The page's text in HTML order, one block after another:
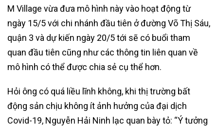
M Village vừa đưa mô hình này vào hoạt động từ
ngày 15/5 với chi nhánh đầu tiên ở đường Võ Thị Sáu,
quận 3 và dự kiến ngày 20/5 tới sẽ có buổi tham
quan đầu tiên cũng như các thông tin liên quan về
mô hình có thể được chia sẻ cụ thể hơn.
Hỏi ông có quá liều lĩnh không, khi thị trường bất
động sản chịu không ít ảnh hưởng của đại dịch
Covid-19, Nguyễn Hải Ninh lạc quan bày tỏ: “Ý tưởng